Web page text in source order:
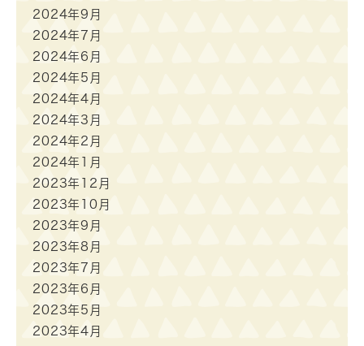
2024年9月
2024年7月
2024年6月
2024年5月
2024年4月
2024年3月
2024年2月
2024年1月
2023年12月
2023年10月
2023年9月
2023年8月
2023年7月
2023年6月
2023年5月
2023年4月